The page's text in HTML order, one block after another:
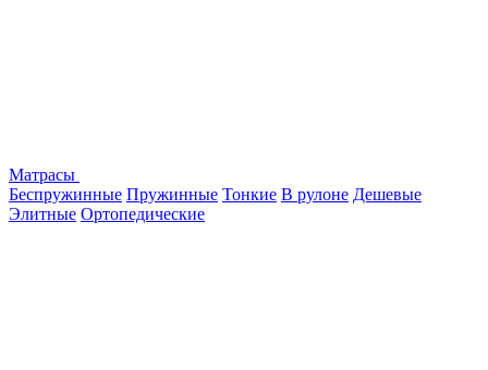
Матрасы
Беспружинные Пружинные Тонкие В рулоне Дешевые
Элитные Ортопедические